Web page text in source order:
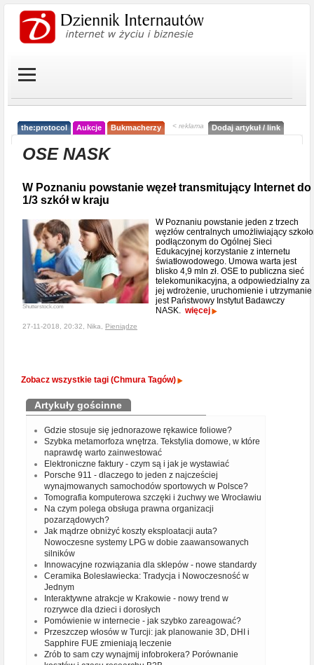
the:protocol Aukcje Bukmacherzy < reklama Dodaj artykuł / link
OSE NASK
W Poznaniu powstanie węzeł transmitujący Internet do
1/3 szkół w kraju
Shutterstock.com
W Poznaniu powstanie jeden z trzech
węzłów centralnych umożliwiający
podłączonym do Ogólnej Sieci
Edukacyjnej korzystanie z internetu
światłowodowego. Umowa warta jest
blisko 4,9 mln zł. OSE to publiczna sieć
telekomunikacyjna, a odpowiedzialny za
jej wdrożenie, uruchomienie i utrzymanie
jest Państwowy Instytut Badawczy
NASK. więcej
27-11-2018, 20:32, Nika, Pieniądze
Zobacz wszystkie tagi (Chmura Tagów)
Artykuły gościnne
Gdzie stosuje się jednorazowe rękawice foliowe?
Szybka metamorfoza wnętrza. Tekstylia domowe, w które
naprawdę warto zainwestować
Elektroniczne faktury - czym są i jak je wystawiać
Porsche 911 - dlaczego to jeden z najcześciej
wynajmowanych samochodów sportowych w Polsce?
Tomografia komputerowa szczęki i żuchwy we Wrocławiu
Na czym polega obsługa prawna organizacji
pozarządowych?
Jak mądrze obniżyć koszty eksploatacji auta?
Nowoczesne systemy LPG w dobie zaawansowanych
silników
Innowacyjne rozwiązania dla sklepów - nowe standardy
Ceramika Bolesławiecka: Tradycja i Nowoczesność w
Jednym
Interaktywne atrakcje w Krakowie - nowy trend w
rozrywce dla dzieci i dorosłych
Pomówienie w internecie - jak szybko zareagować?
Przeszczep włosów w Turcji: jak planowanie 3D, DHI i
Sapphire FUE zmieniają leczenie
Zrób to sam czy wynajmij infobrokera? Porównanie